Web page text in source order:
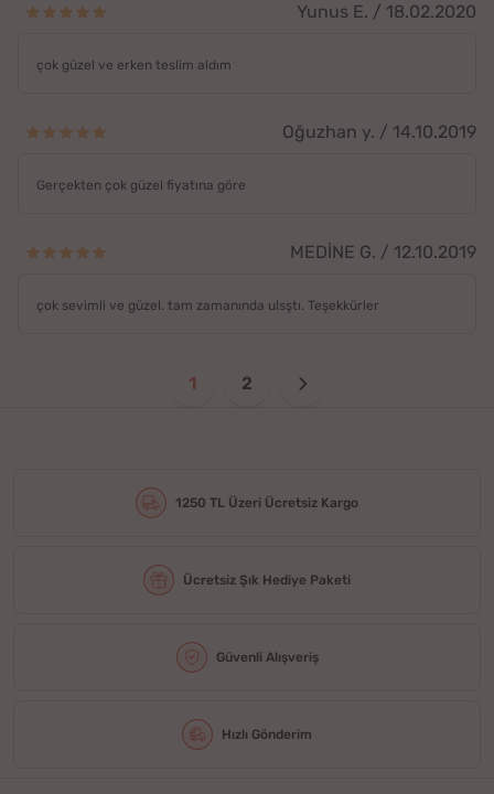
Yunus E. / 18.02.2020
çok güzel ve erken teslim aldım
Oğuzhan y. / 14.10.2019
Gerçekten çok güzel fiyatına göre
MEDİNE G. / 12.10.2019
çok sevimli ve güzel. tam zamanında ulsştı. Teşekkürler
1 2
1250 TL Üzeri Ücretsiz Kargo
Ücretsiz Şık Hediye Paketi
Güvenli Alışveriş
Hızlı Gönderim